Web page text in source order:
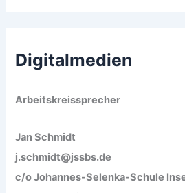
Digitalmedien
Arbeitskreissprecher
Jan Schmidt
j.schmidt@jssbs.de
c/o Johannes-Selenka-Schule